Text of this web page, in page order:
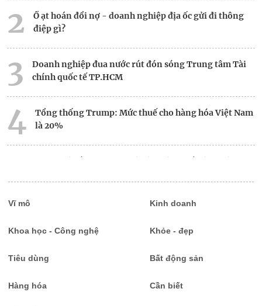
2
Ồ ạt hoán đổi nợ - doanh nghiệp địa ốc gửi đi thông
điệp gì?
3
Doanh nghiệp đua nước rút đón sóng Trung tâm Tài
chính quốc tế TP.HCM
4
Tổng thống Trump: Mức thuế cho hàng hóa Việt Nam
là 20%
6
Vingroup đồng loạt khánh thành, khởi công 6 công
7 M&A dự án tăng nhiệt
Vĩ mô Kinh doanh
Khoa học - Công nghệ Khỏe - đẹp
Tiêu dùng Bất động sản
Hàng hóa Cần biết